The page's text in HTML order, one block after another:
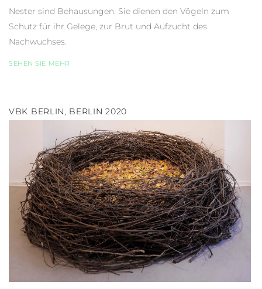
Nester sind Behausungen. Sie dienen den Vögeln zum
Schutz für ihr Gelege, zur Brut und Aufzucht des
Nachwuchses.
SEHEN SIE MEHR
VBK BERLIN, BERLIN 2020